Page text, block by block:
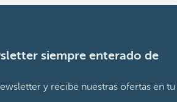
siempre enterado de
y recibe nuestras ofertas en tu